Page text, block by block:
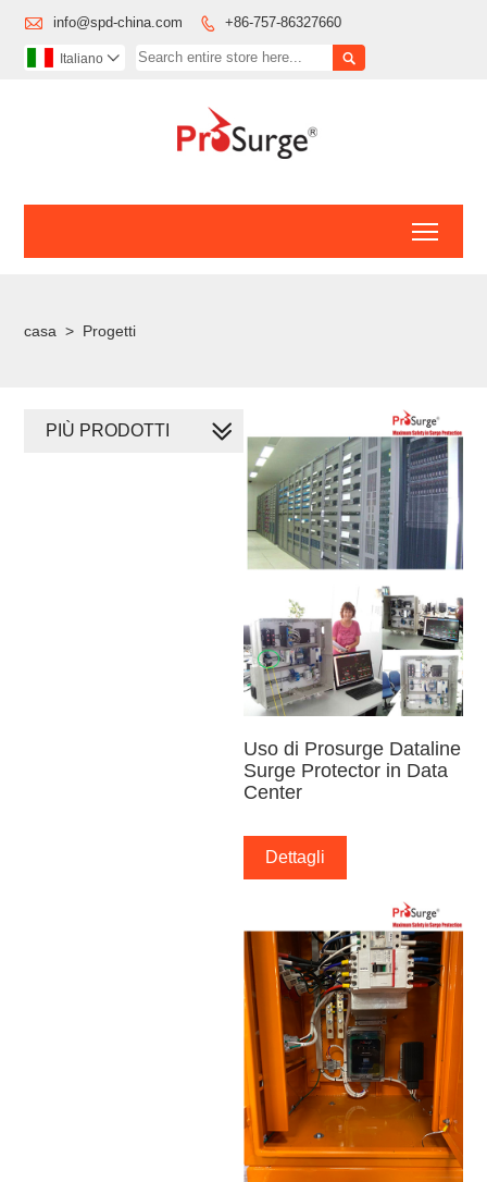
 info@spd-china.com  +86-757-86327660

Italiano 
casa > Progetti
Uso di Prosurge Dataline
Surge Protector in Data
Center
Dettagli
PIÙ PRODOTTI